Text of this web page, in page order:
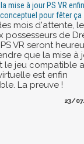
mise à jour PS VR
pour fêter ça
mois d'attente,
possesseurs de
VR seront
que la mise à
le jeu compatible
est enfin
La preuve !
23/